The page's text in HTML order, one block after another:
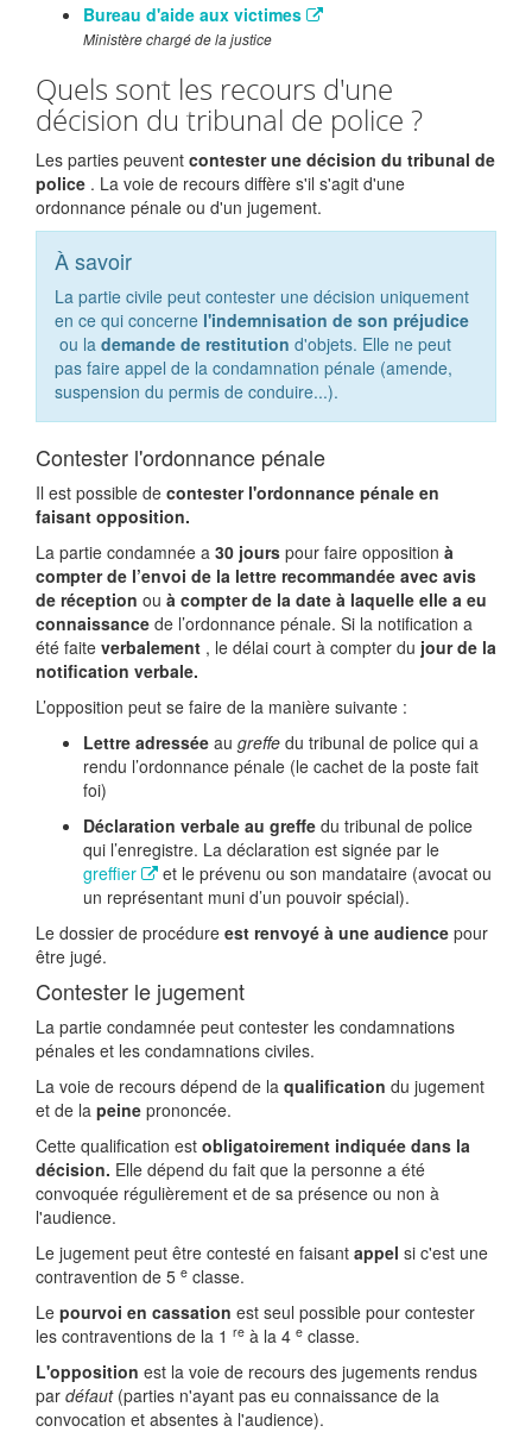
Bureau d'aide aux victimes
Ministère chargé de la justice
Quels sont les recours d'une
décision du tribunal de police ?
Les parties peuvent contester une décision du tribunal de
police . La voie de recours diffère s'il s'agit d'une
ordonnance pénale ou d'un jugement.
À savoir
La partie civile peut contester une décision uniquement
en ce qui concerne l'indemnisation de son préjudice
ou la demande de restitution d'objets. Elle ne peut
pas faire appel de la condamnation pénale (amende,
suspension du permis de conduire...).
Contester l'ordonnance pénale
Il est possible de contester l'ordonnance pénale en
faisant opposition.
La partie condamnée a 30 jours pour faire opposition à
compter de l’envoi de la lettre recommandée avec avis
de réception ou à compter de la date à laquelle elle a eu
connaissance de l’ordonnance pénale. Si la notification a
été faite verbalement , le délai court à compter du jour de la
notification verbale.
L’opposition peut se faire de la manière suivante :
Lettre adressée au greffe du tribunal de police qui a
rendu l’ordonnance pénale (le cachet de la poste fait
foi)
Déclaration verbale au greffe du tribunal de police
qui l’enregistre. La déclaration est signée par le
greffier
et le prévenu ou son mandataire (avocat ou
un représentant muni d’un pouvoir spécial).
Le dossier de procédure est renvoyé à une audience pour
être jugé.
Contester le jugement
La partie condamnée peut contester les condamnations
pénales et les condamnations civiles.
La voie de recours dépend de la qualification du jugement
et de la peine prononcée.
Cette qualification est obligatoirement indiquée dans la
décision. Elle dépend du fait que la personne a été
convoquée régulièrement et de sa présence ou non à
l'audience.
Le jugement peut être contesté en faisant appel si c'est une
contravention de 5 e classe.
Le pourvoi en cassation est seul possible pour contester
les contraventions de la 1 re à la 4 e classe.
L'opposition est la voie de recours des jugements rendus
par défaut (parties n'ayant pas eu connaissance de la
convocation et absentes à l'audience).